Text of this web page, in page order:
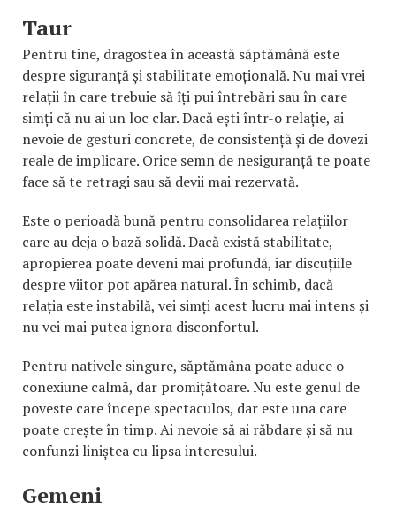
Taur
Pentru tine, dragostea în această săptămână este
despre siguranță și stabilitate emoțională. Nu mai vrei
relații în care trebuie să îți pui întrebări sau în care
simți că nu ai un loc clar. Dacă ești într-o relație, ai
nevoie de gesturi concrete, de consistență și de dovezi
reale de implicare. Orice semn de nesiguranță te poate
face să te retragi sau să devii mai rezervată.
Este o perioadă bună pentru consolidarea relațiilor
care au deja o bază solidă. Dacă există stabilitate,
apropierea poate deveni mai profundă, iar discuțiile
despre viitor pot apărea natural. În schimb, dacă
relația este instabilă, vei simți acest lucru mai intens și
nu vei mai putea ignora disconfortul.
Pentru nativele singure, săptămâna poate aduce o
conexiune calmă, dar promițătoare. Nu este genul de
poveste care începe spectaculos, dar este una care
poate crește în timp. Ai nevoie să ai răbdare și să nu
confunzi liniștea cu lipsa interesului.
Gemeni